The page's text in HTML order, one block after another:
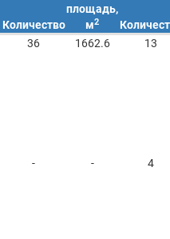
Количество
площадь,
м2
36 1662.6 13
- - 4